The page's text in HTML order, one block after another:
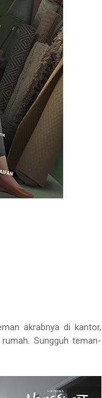
akrabnya di kantor,
Sungguh teman-